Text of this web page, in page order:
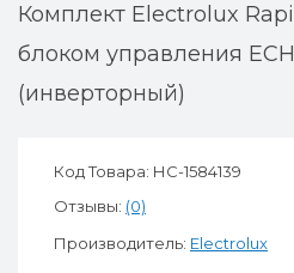
Комплект Electrolux
блоком управления
(инверторный)
Код Товара: НС-1584139
Отзывы: (0)
Производитель: Electrolux